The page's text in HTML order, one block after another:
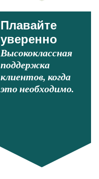
Плавайте
уверенно
Высококлассная
поддержка
клиентов, когда
это необходимо.